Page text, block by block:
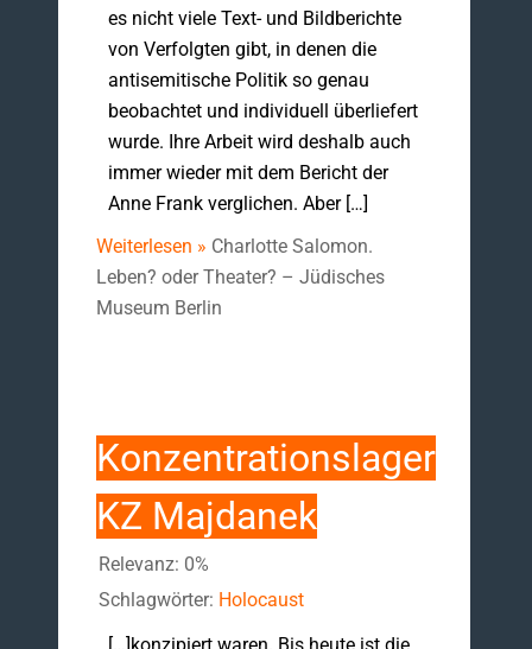
es nicht viele Text- und Bildberichte
von Verfolgten gibt, in denen die
antisemitische Politik so genau
beobachtet und individuell überliefert
wurde. Ihre Arbeit wird deshalb auch
immer wieder mit dem Bericht der
Anne Frank verglichen. Aber […]
Weiterlesen » Charlotte Salomon.
Leben? oder Theater? – Jüdisches
Museum Berlin
Konzentrationslager
KZ Majdanek
Relevanz: 0%
Schlagwörter: Holocaust